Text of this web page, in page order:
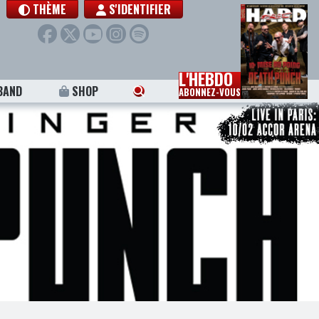
THÈME S'IDENTIFIER
SHOP L'HEBDO
ABONNEZ-VOUS